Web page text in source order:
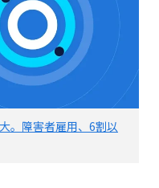
。障害者雇用、6割以